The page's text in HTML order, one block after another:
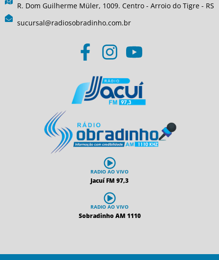
R. Dom Guilherme Müler, 1009. Centro - Arroio do Tigre - RS
sucursal@radiosobradinho.com.br
RADIO AO VIVO
Jacuí FM 97,3
RADIO AO VIVO
Sobradinho AM 1110